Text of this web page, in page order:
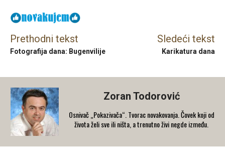
Prethodni tekst
Fotografija dana: Bugenvilije
Sledeći tekst
Karikatura dana
Zoran Todorović
Osnivač „Pokazivača“. Tvorac novakovanja. Čovek koji od
života želi sve ili ništa, a trenutno živi negde između.